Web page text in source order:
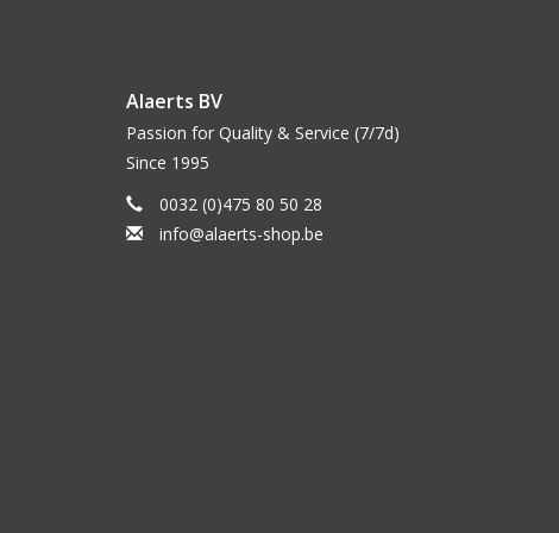
Alaerts BV
Passion for Quality & Service (7/7d)
Since 1995
0032 (0)475 80 50 28
info@alaerts-shop.be